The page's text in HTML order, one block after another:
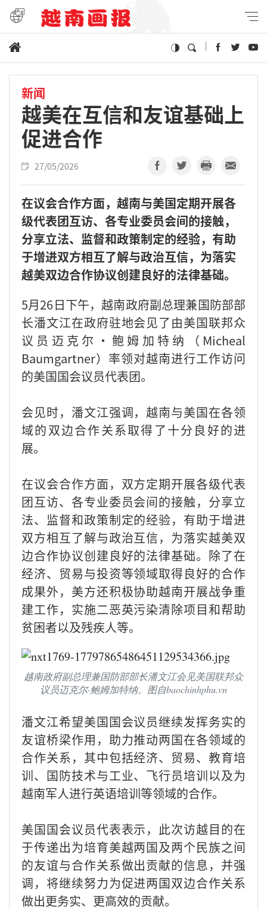
新闻
越美在互信和友谊基础上
促进合作
27/05/2026
在议会合作方面，越南与美国定期开展各
级代表团互访、各专业委员会间的接触，
分享立法、监督和政策制定的经验，有助
于增进双方相互了解与政治互信，为落实
越美双边合作协议创建良好的法律基础。
5月26日下午，越南政府副总理兼国防部部
长潘文江在政府驻地会见了由美国联邦众
议员迈克尔·鲍姆加特纳（Micheal
Baumgartner）率领对越南进行工作访问
的美国国会议员代表团。
会见时，潘文江强调，越南与美国在各领
域的双边合作关系取得了十分良好的进
展。
在议会合作方面，双方定期开展各级代表
团互访、各专业委员会间的接触，分享立
法、监督和政策制定的经验，有助于增进
双方相互了解与政治互信，为落实越美双
边合作协议创建良好的法律基础。除了在
经济、贸易与投资等领域取得良好的合作
成果外，美方还积极协助越南开展战争重
建工作，实施二恶英污染清除项目和帮助
贫困者以及残疾人等。
越南政府副总理兼国防部部长潘文江会见美国联邦众
议员迈克尔·鲍姆加特纳。图自baochinhphu.vn
潘文江希望美国国会议员继续发挥务实的
友谊桥梁作用，助力推动两国在各领域的
合作关系，其中包括经济、贸易、教育培
训、国防技术与工业、飞行员培训以及为
越南军人进行英语培训等领域的合作。
美国国会议员代表表示，此次访越目的在
于传递出为培育美越两国及两个民族之间
的友谊与合作关系做出贡献的信息，并强
调，将继续努力为促进两国双边合作关系
做出更务实、更高效的贡献。